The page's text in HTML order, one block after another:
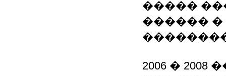
�����
������
2006 �